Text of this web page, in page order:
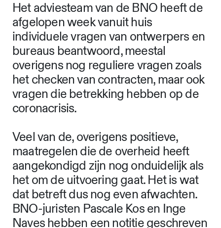
Het adviesteam van de BNO heeft de
afgelopen week vanuit huis
individuele vragen van ontwerpers en
bureaus beantwoord, meestal
overigens nog reguliere vragen zoals
het checken van contracten, maar ook
vragen die betrekking hebben op de
coronacrisis.
Veel van de, overigens positieve,
maatregelen die de overheid heeft
aangekondigd zijn nog onduidelijk als
het om de uitvoering gaat. Het is wat
dat betreft dus nog even afwachten.
BNO-juristen Pascale Kos en Inge
Naves hebben een notitie geschreven